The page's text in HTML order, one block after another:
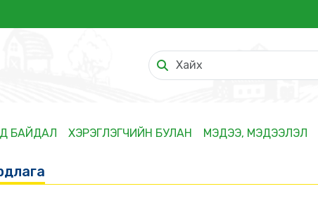
БАЙДАЛ ХЭРЭГЛЭГЧИЙН БУЛАН МЭДЭЭ, МЭДЭЭЛЭЛ